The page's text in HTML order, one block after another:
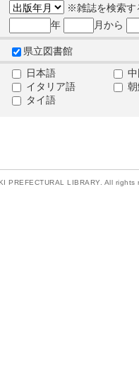
※雑誌を検索す
年
月から
県立図書館
日本語
イタリア語
タイ語
PREFECTURAL LIBRARY. All rights